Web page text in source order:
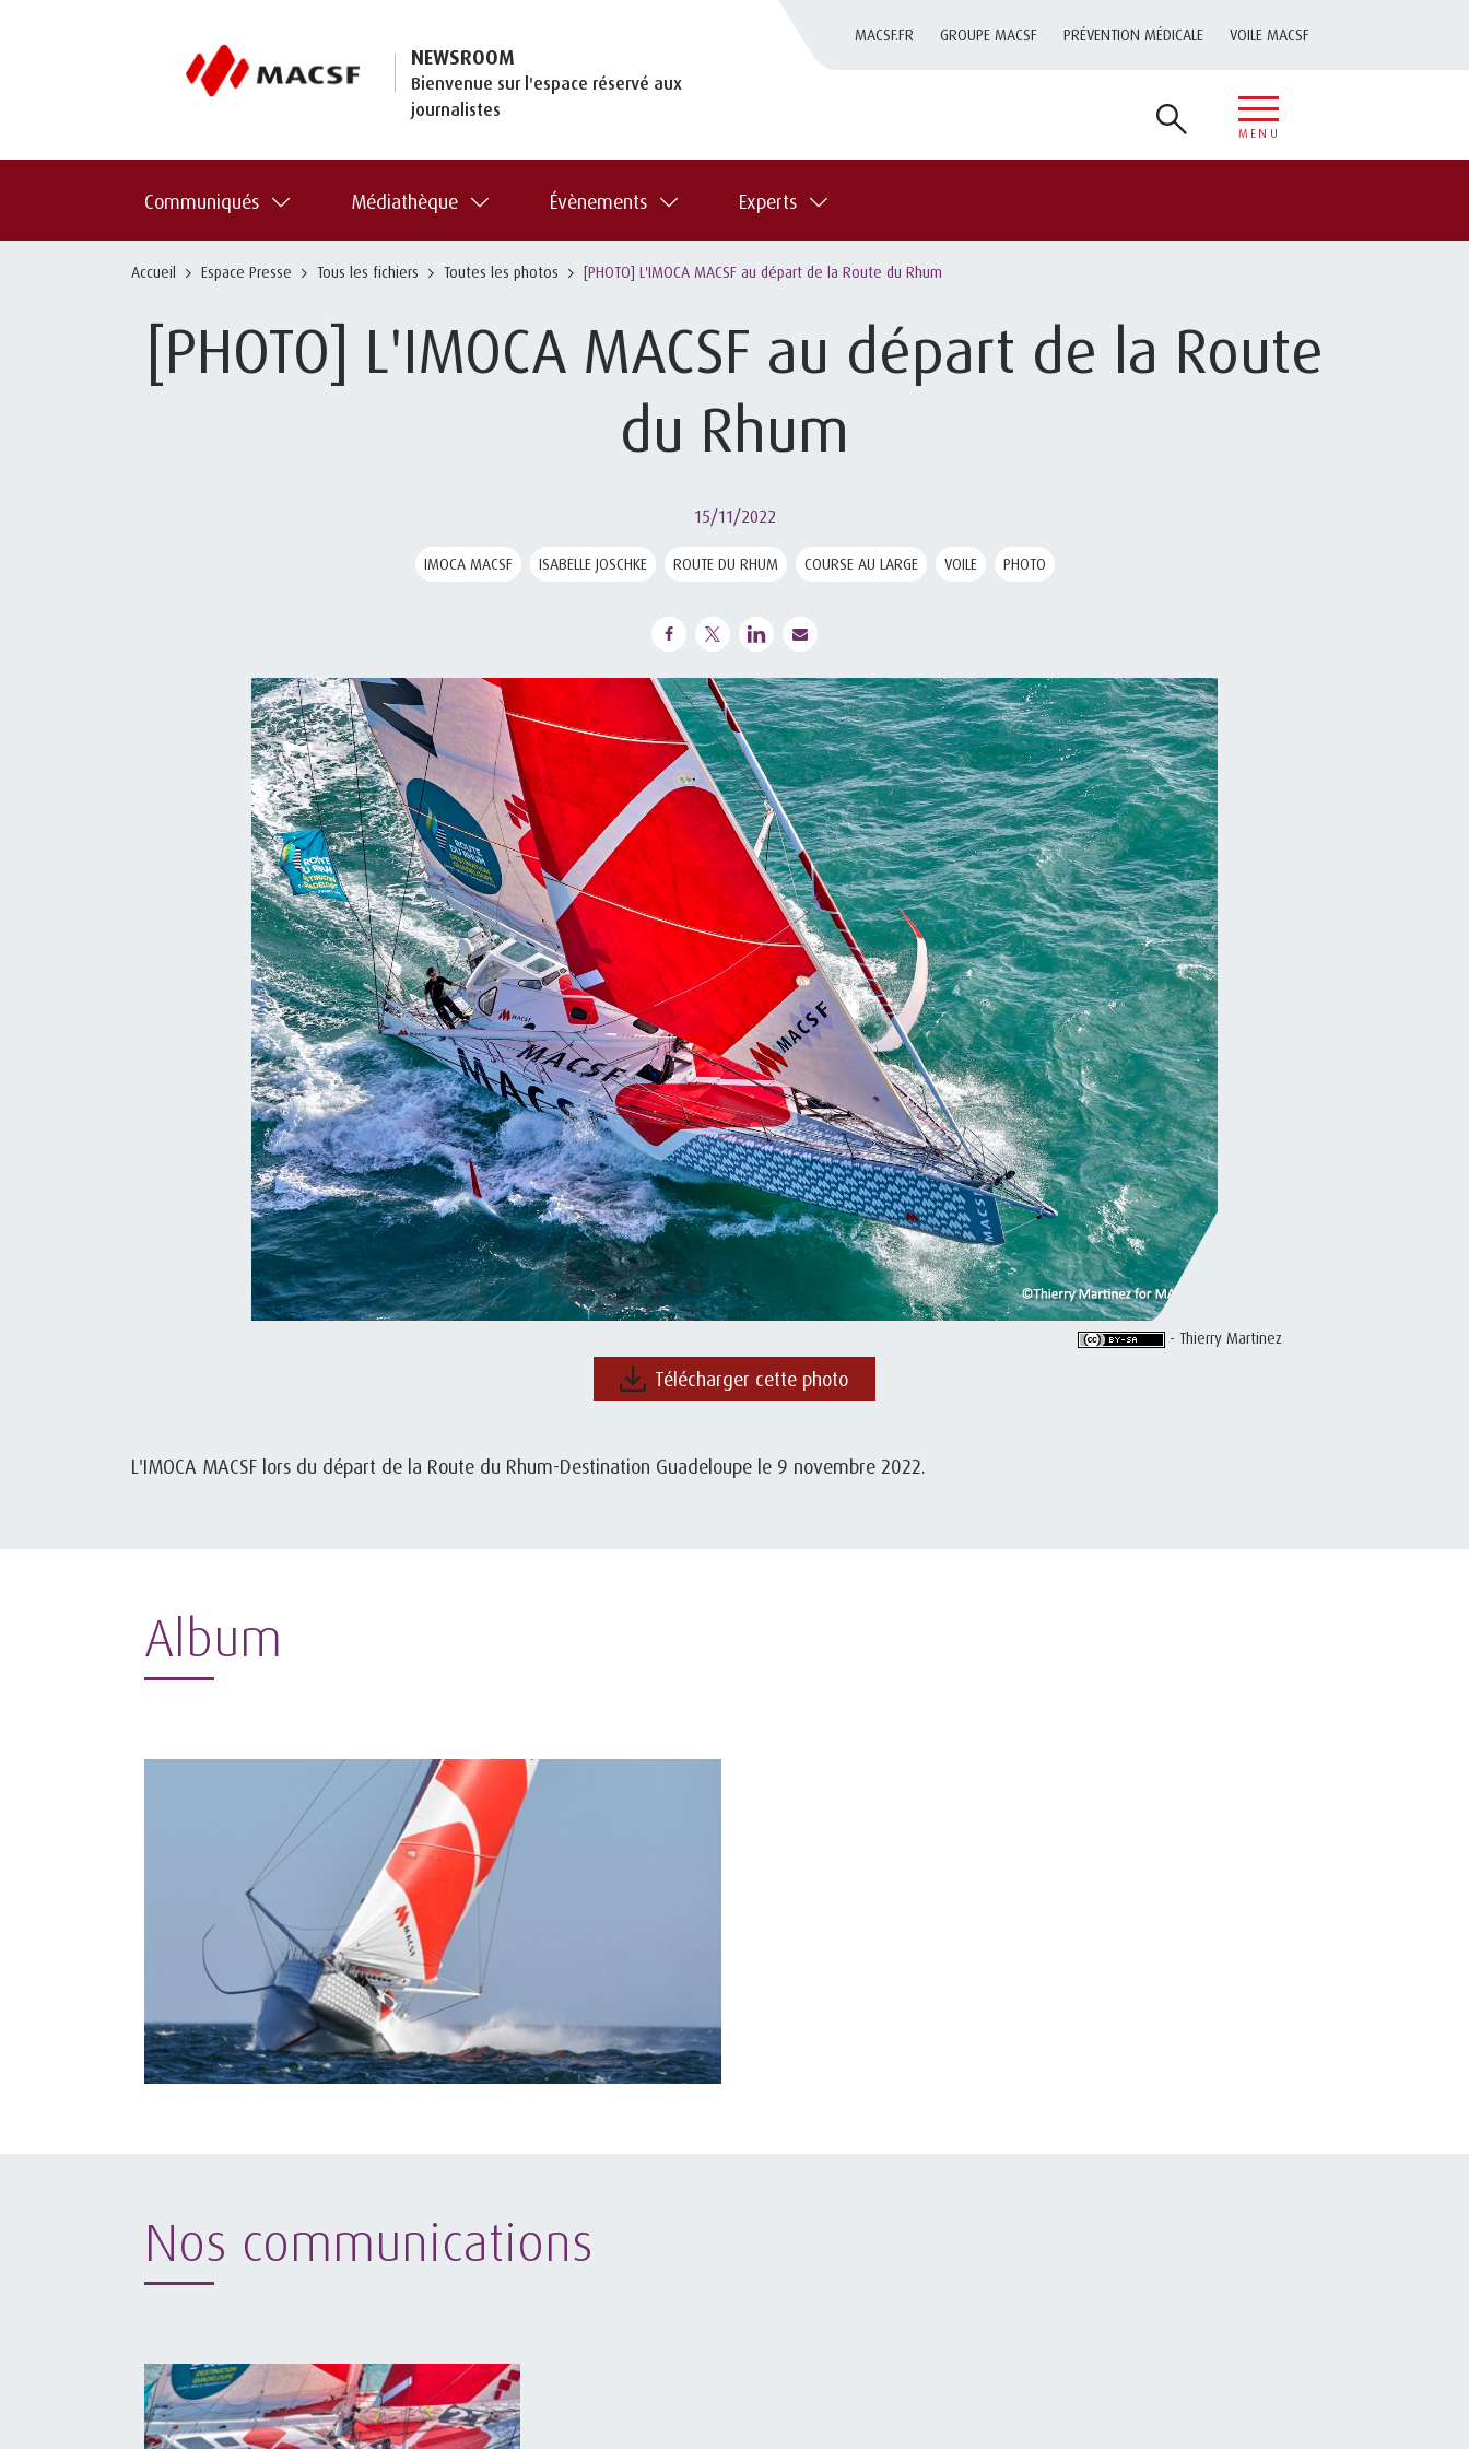
NEWSROOM
Bienvenue sur l'espace réservé aux
journalistes
MACSF.FR GROUPE MACSF PRÉVENTION MÉDICALE VOILE MACSF
MENU
Communiqués Médiathèque Évènements Experts
Accueil Espace Presse Tous les fichiers Toutes les photos [PHOTO] L'IMOCA MACSF au départ de la Route du Rhum
[PHOTO] L'IMOCA MACSF au départ de la Route
du Rhum
15/11/2022
IMOCA MACSF ISABELLE JOSCHKE ROUTE DU RHUM COURSE AU LARGE VOILE PHOTO
- Thierry Martinez
Télécharger cette photo
L'IMOCA MACSF lors du départ de la Route du Rhum-Destination Guadeloupe le 9 novembre 2022.
Album
Nos communications